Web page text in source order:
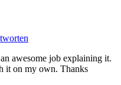
awesome job explaining it.
it on my own. Thanks